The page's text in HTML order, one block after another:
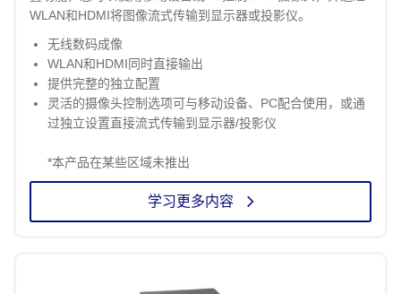
WLAN和HDMI将图像流式传输到显示器或投影仪。
无线数码成像
WLAN和HDMI同时直接输出
提供完整的独立配置
灵活的摄像头控制选项可与移动设备、PC配合使用，或通
过独立设置直接流式传输到显示器/投影仪
*本产品在某些区域未推出
学习更多内容